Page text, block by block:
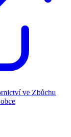
ve Zbůchu